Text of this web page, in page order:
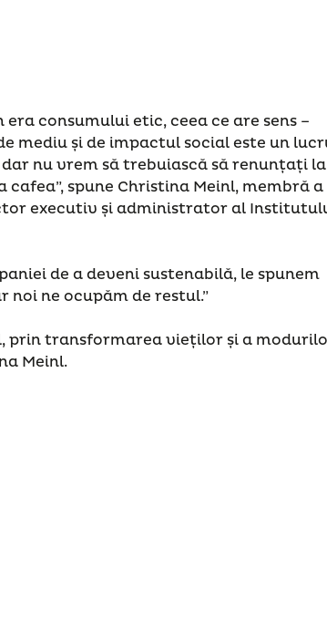
consumului etic, ceea ce are sens –
mediu și de impactul social este un
nu vrem să trebuiască să renunțați la
spune Christina Meinl, membră a
executiv și administrator al
de a deveni sustenabilă, le spunem
ne ocupăm de restul.”
prin transformarea vieților și a
Meinl.